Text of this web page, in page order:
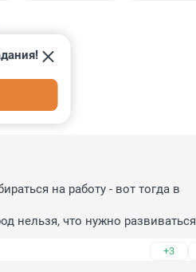
на работу - вот тогда в
нельзя, что нужно развиваться
+3